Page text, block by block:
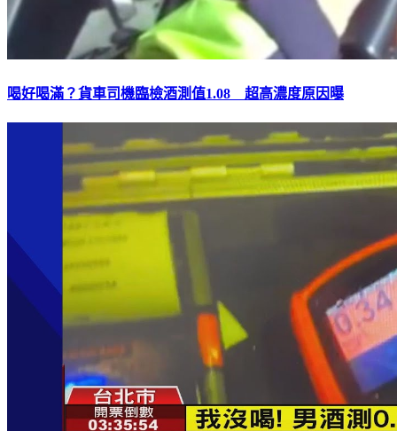
喝好喝滿？貨車司機臨檢酒測值1.08 超高濃度原因曝